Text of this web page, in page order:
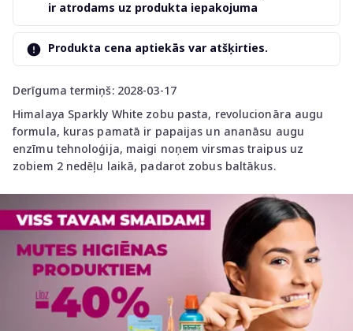
Derīguma termiņš: 2028-03-17
Himalaya Sparkly White zobu pasta, revolucionāra augu
formula, kuras pamatā ir papaijas un ananāsu augu
enzīmu tehnoloģija, maigi noņem virsmas traipus uz
zobiem 2 nedēļu laikā, padarot zobus baltākus.
ir atrodams uz produkta iepakojuma
Produkta cena aptiekās var atšķirties.